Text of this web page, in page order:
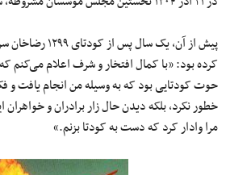
پیش از آن، یک سال
کرده بود: «با کمال افتخار و شرف اعلام می‌کنم
حوت کودتایی بود که به وسیله من انجام یافت و
خطور نکرد، بلکه دیدن حال زار برادران و
مرا وادار کرد که دست به کودتا بزنم.»